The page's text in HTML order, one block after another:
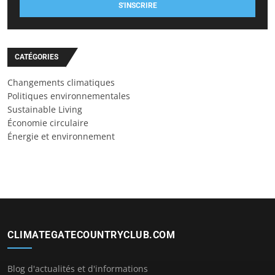
S'INSCRIRE
CATÉGORIES
Changements climatiques
Politiques environnementales
Sustainable Living
Économie circulaire
Énergie et environnement
CLIMATEGATECOUNTRYCLUB.COM
Blog d'actualités et d'informations